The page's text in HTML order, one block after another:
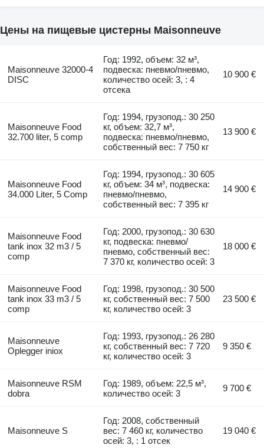
Цены на пищевые цистерны Maisonneuve
Maisonneuve 32000-4
DISC
Год: 1992, объем: 32 м³,
подвеска: пневмо/пневмо,
количество осей: 3, : 4
отсека
10 900 €
Maisonneuve Food
32.700 liter, 5 comp
Год: 1994, грузопод.: 30 250
кг, объем: 32,7 м³,
подвеска: пневмо/пневмо,
собственный вес: 7 750 кг
13 900 €
Maisonneuve Food
34.000 Liter, 5 Comp
Год: 1994, грузопод.: 30 605
кг, объем: 34 м³, подвеска:
пневмо/пневмо,
собственный вес: 7 395 кг
14 900 €
Maisonneuve Food
tank inox 32 m3 / 5
comp
Год: 2000, грузопод.: 30 630
кг, подвеска: пневмо/
пневмо, собственный вес:
7 370 кг, количество осей: 3
18 000 €
Maisonneuve Food
tank inox 33 m3 / 5
comp
Год: 1998, грузопод.: 30 500
кг, собственный вес: 7 500
кг, количество осей: 3
23 500 €
Maisonneuve
Oplegger iniox
Год: 1993, грузопод.: 26 280
кг, собственный вес: 7 720
кг, количество осей: 3
9 350 €
Maisonneuve RSM
dobra
Год: 1989, объем: 22,5 м³,
количество осей: 3
9 700 €
Maisonneuve S
Год: 2008, собственный
вес: 7 460 кг, количество
осей: 3, : 1 отсек
19 040 €